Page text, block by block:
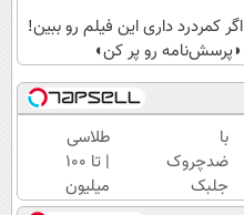
اگر کمردرد داری این فیلم رو ببین!
◗پرسش‌نامه رو پر کن◖
با
ضدچروک
جلبک
طلاسی
| تا 100
میلیون